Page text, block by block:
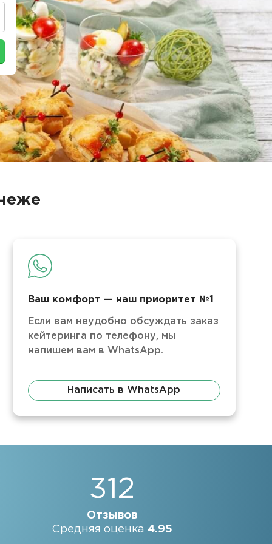
Ваш комфорт — наш приоритет №1
Если вам неудобно обсуждать заказ
кейтеринга по телефону, мы
напишем вам в WhatsApp.
Написать в WhatsApp
312
Отзывов
Средняя оценка 4.95